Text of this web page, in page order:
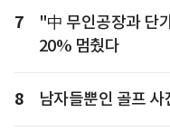
7
"中 무인공장과 단
20% 멈췄다
8 남자들뿐인 골프